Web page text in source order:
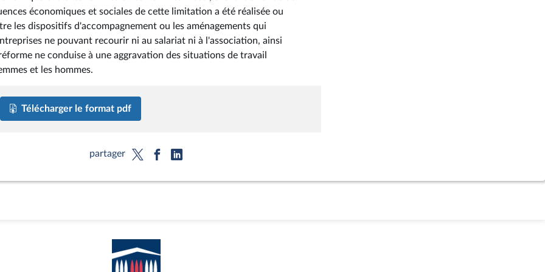
économiques et sociales de cette limitation a été réalisée ou
les dispositifs d'accompagnement ou les aménagements qui
ne pouvant recourir ni au salariat ni à l'association, ainsi
ne conduise à une aggravation des situations de travail
et les hommes.
Télécharger le format pdf
partager